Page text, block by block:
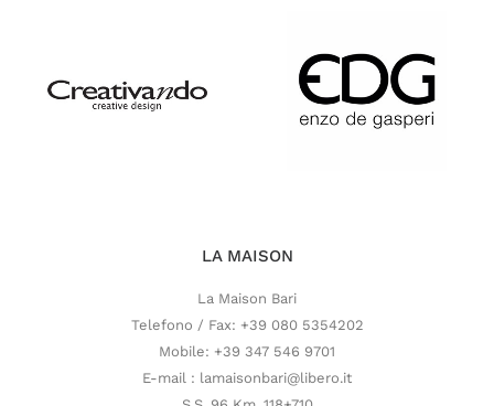
LA MAISON
La Maison Bari
Telefono / Fax: +39 080 5354202
Mobile: +39 347 546 9701
E-mail : lamaisonbari@libero.it